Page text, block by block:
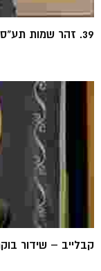
39. זהר שמות תע"ס חלק י"ג | הרב גוטליב
קבלייב – שידור